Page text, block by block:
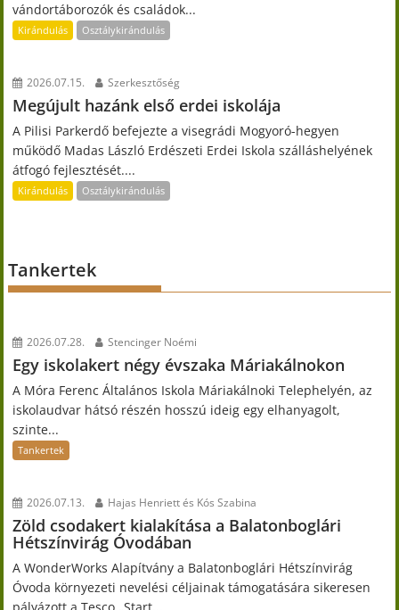
vándortáborozók és családok...
Kirándulás Osztálykirándulás
2026.07.15. Szerkesztőség
Megújult hazánk első erdei iskolája
A Pilisi Parkerdő befejezte a visegrádi Mogyoró-hegyen
működő Madas László Erdészeti Erdei Iskola szálláshelyének
átfogó fejlesztését....
Kirándulás Osztálykirándulás
Tankertek
2026.07.28. Stencinger Noémi
Egy iskolakert négy évszaka Máriakálnokon
A Móra Ferenc Általános Iskola Máriakálnoki Telephelyén, az
iskolaudvar hátsó részén hosszú ideig egy elhanyagolt,
szinte...
Tankertek
2026.07.13. Hajas Henriett és Kós Szabina
Zöld csodakert kialakítása a Balatonboglári
Hétszínvirág Óvodában
A WonderWorks Alapítvány a Balatonboglári Hétszínvirág
Óvoda környezeti nevelési céljainak támogatására sikeresen